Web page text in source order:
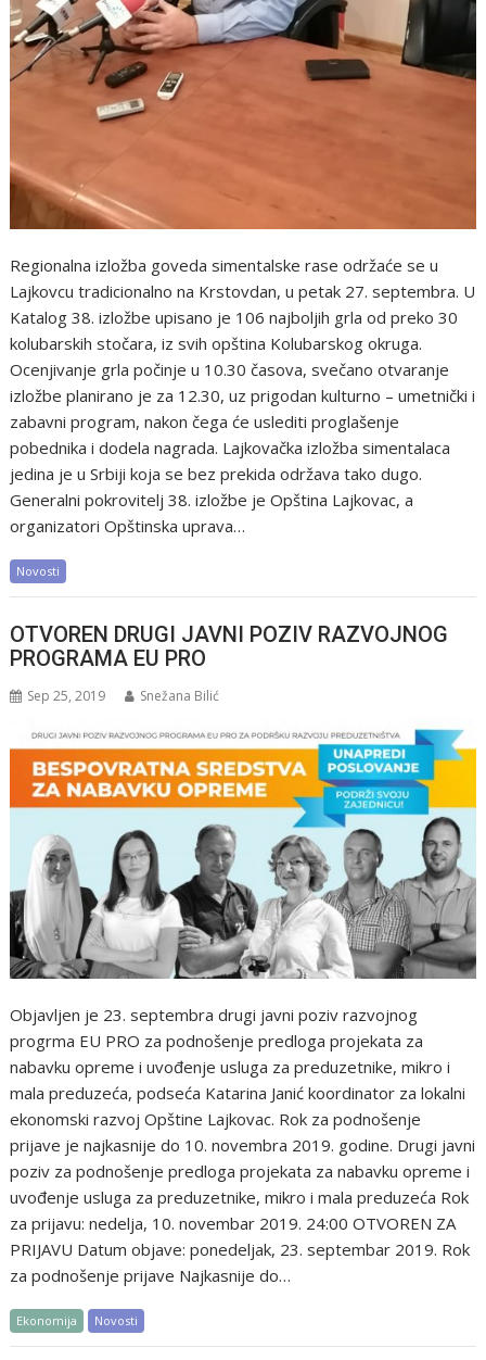
Regionalna izložba goveda simentalske rase održaće se u
Lajkovcu tradicionalno na Krstovdan, u petak 27. septembra. U
Katalog 38. izložbe upisano je 106 najboljih grla od preko 30
kolubarskih stočara, iz svih opština Kolubarskog okruga.
Ocenjivanje grla počinje u 10.30 časova, svečano otvaranje
izložbe planirano je za 12.30, uz prigodan kulturno – umetnički i
zabavni program, nakon čega će uslediti proglašenje
pobednika i dodela nagrada. Lajkovačka izložba simentalaca
jedina je u Srbiji koja se bez prekida održava tako dugo.
Generalni pokrovitelj 38. izložbe je Opština Lajkovac, a
organizatori Opštinska uprava…
Novosti
OTVOREN DRUGI JAVNI POZIV RAZVOJNOG
PROGRAMA EU PRO
Sep 25, 2019 Snežana Bilić
Objavljen je 23. septembra drugi javni poziv razvojnog
progrma EU PRO za podnošenje predloga projekata za
nabavku opreme i uvođenje usluga za preduzetnike, mikro i
mala preduzeća, podseća Katarina Janić koordinator za lokalni
ekonomski razvoj Opštine Lajkovac. Rok za podnošenje
prijave je najkasnije do 10. novembra 2019. godine. Drugi javni
poziv za podnošenje predloga projekata za nabavku opreme i
uvođenje usluga za preduzetnike, mikro i mala preduzeća Rok
za prijavu: nedelja, 10. novembar 2019. 24:00 OTVOREN ZA
PRIJAVU Datum objave: ponedeljak, 23. septembar 2019. Rok
za podnošenje prijave Najkasnije do…
Ekonomija Novosti